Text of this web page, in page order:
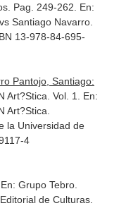
Pag. 249-262. En:
Santiago Navarro.
13-978-84-695-
Pantojo, Santiago:
Art?Stica. Vol. 1. En:
Art?Stica
la Universidad de
4
En: Grupo Tebro.
Editorial de Culturas.